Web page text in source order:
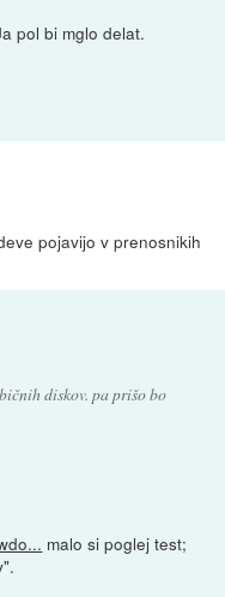
pol bi mglo delat.
pojavijo v prenosnikih
diskov. pa prišo bo
malo si poglej test;